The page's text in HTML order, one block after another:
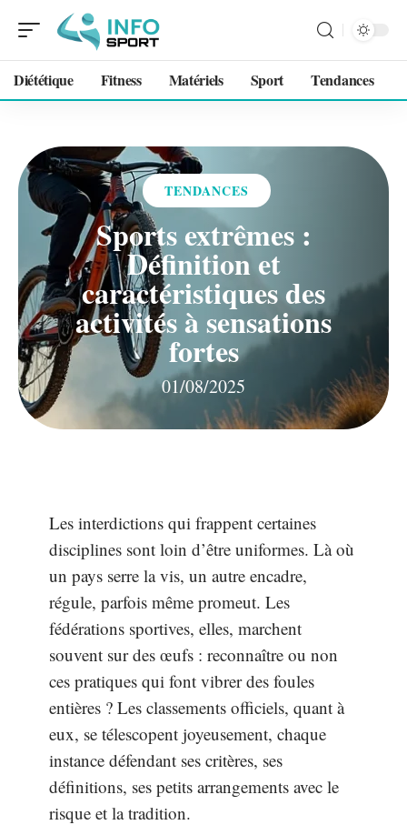
Diététique Fitness Matériels Sport Tendances
TENDANCES
Sports extrêmes :
Définition et
caractéristiques des
activités à sensations
fortes
01/08/2025
Les interdictions qui frappent certaines
disciplines sont loin d’être uniformes. Là où
un pays serre la vis, un autre encadre,
régule, parfois même promeut. Les
fédérations sportives, elles, marchent
souvent sur des œufs : reconnaître ou non
ces pratiques qui font vibrer des foules
entières ? Les classements officiels, quant à
eux, se télescopent joyeusement, chaque
instance défendant ses critères, ses
définitions, ses petits arrangements avec le
risque et la tradition.